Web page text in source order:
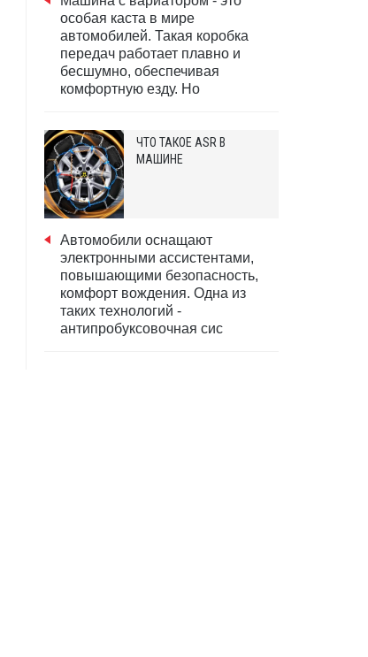
особая каста в мире
автомобилей. Такая коробка
передач работает плавно и
бесшумно, обеспечивая
комфортную езду. Но
ЧТО ТАКОЕ ASR В
МАШИНЕ
Автомобили оснащают
электронными ассистентами,
повышающими безопасность,
комфорт вождения. Одна из
таких технологий -
антипробуксовочная сис